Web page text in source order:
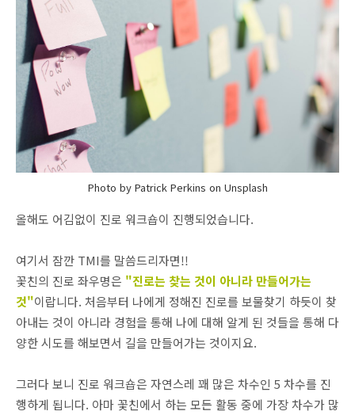
Photo by Patrick Perkins on Unsplash
올해도 어김없이 진로 워크숍이 진행되었습니다.
여기서 잠깐 TMI를 말씀드리자면!!
꽃친의 진로 좌우명은 "진로는 찾는 것이 아니라 만들어가는
것"이랍니다. 처음부터 나에게 정해진 진로를 보물찾기 하듯이 찾
아내는 것이 아니라 경험을 통해 나에 대해 알게 된 것들을 통해 다
양한 시도를 해보면서 길을 만들어가는 것이지요.
그러다 보니 진로 워크숍은 자연스레 꽤 많은 차수인 5 차수를 진
행하게 됩니다. 아마 꽃친에서 하는 모든 활동 중에 가장 차수가 많